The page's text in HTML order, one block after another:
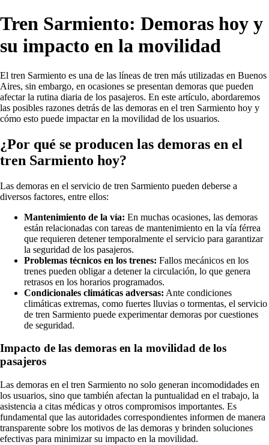
Tren Sarmiento: Demoras hoy y
su impacto en la movilidad
El tren Sarmiento es una de las líneas de tren más utilizadas en Buenos
Aires, sin embargo, en ocasiones se presentan demoras que pueden
afectar la rutina diaria de los pasajeros. En este artículo, abordaremos
las posibles razones detrás de las demoras en el tren Sarmiento hoy y
cómo esto puede impactar en la movilidad de los usuarios.
¿Por qué se producen las demoras en el
tren Sarmiento hoy?
Las demoras en el servicio de tren Sarmiento pueden deberse a
diversos factores, entre ellos:
Mantenimiento de la vía: En muchas ocasiones, las demoras
están relacionadas con tareas de mantenimiento en la vía férrea
que requieren detener temporalmente el servicio para garantizar
la seguridad de los pasajeros.
Problemas técnicos en los trenes: Fallos mecánicos en los
trenes pueden obligar a detener la circulación, lo que genera
retrasos en los horarios programados.
Condicionales climáticas adversas: Ante condiciones
climáticas extremas, como fuertes lluvias o tormentas, el servicio
de tren Sarmiento puede experimentar demoras por cuestiones
de seguridad.
Impacto de las demoras en la movilidad de los
pasajeros
Las demoras en el tren Sarmiento no solo generan incomodidades en
los usuarios, sino que también afectan la puntualidad en el trabajo, la
asistencia a citas médicas y otros compromisos importantes. Es
fundamental que las autoridades correspondientes informen de manera
transparente sobre los motivos de las demoras y brinden soluciones
efectivas para minimizar su impacto en la movilidad.